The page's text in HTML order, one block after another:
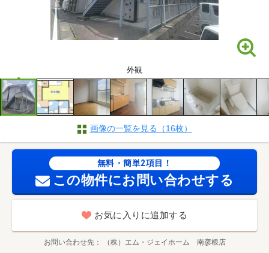
外観
画像の一覧を見る（16枚）
無料・簡単2項目！
この物件にお問い合わせする
お気に入りに追加する
お問い合わせ先 （株）エム・ジェイホーム 南彦根店